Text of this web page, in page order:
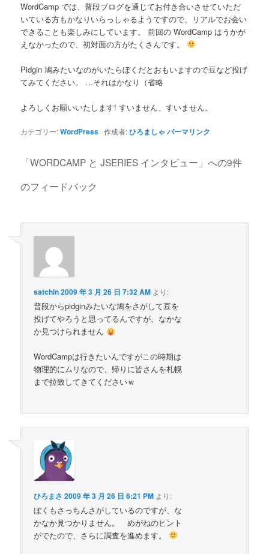
WordCamp では、普段ブログを通じてお付き合いさせていただ
いている方もかなりいらっしゃるようですので、リアルでお会い
できることも楽しみにしています。 前回の WordCamp はうかが
えなかったので、初対面の方がたくさんです。
Pidgin 鳩みたいなのがいたらぼくだとおもいますので豆など投げ
てみてください。 …それはかなり（省略
よろしくお願いいたします! すいません、すいません。
カテゴリー:WordPress 作成者:ひろましゃ パーマリンク
「WORDCAMP と JSERIES インタビュー 」への9件
のフィードバック
satchin2009 年 3 月 26 日 7:32 AM より:
普段からpidginみたいな鳩をさがして豆を
投げてやろうと思ってるんですが、なかな
か見つけられません
WordCampは行きたいんですがこの時期は
物理的にムリなので、帰りに皆さんを札幌
まで拉致してきてくださいｗ
ひろまさ 2009 年 3 月 26 日 6:21 PM より:
ぼくもさっちんさがしているのですが、な
かなか見つかりません。 めがねのヒント
がでたので、さらに調査を進めます。